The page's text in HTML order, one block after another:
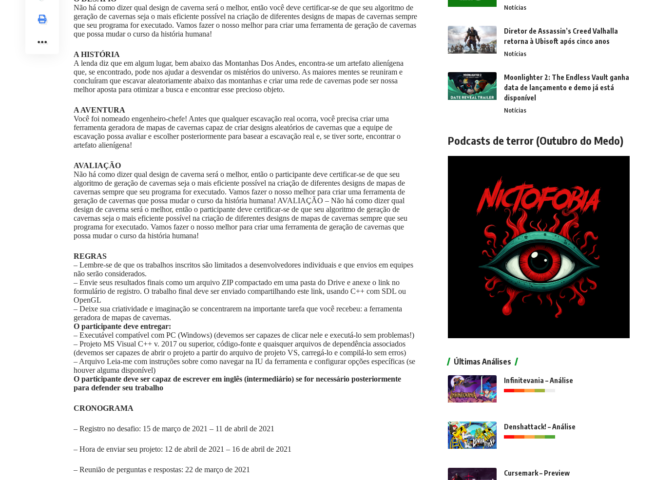
Não há como dizer qual design de caverna será o melhor, então você deve certificar-se de que seu algoritmo de
geração de cavernas seja o mais eficiente possível na criação de diferentes designs de mapas de cavernas sempre
que seu programa for executado. Vamos fazer o nosso melhor para criar uma ferramenta de geração de cavernas
que possa mudar o curso da história humana!
A HISTÓRIA
A lenda diz que em algum lugar, bem abaixo das Montanhas Dos Andes, encontra-se um artefato alienígena
que, se encontrado, pode nos ajudar a desvendar os mistérios do universo. As maiores mentes se reuniram e
concluíram que escavar aleatoriamente abaixo das montanhas e criar uma rede de cavernas pode ser nossa
melhor aposta para otimizar a busca e encontrar esse precioso objeto.
A AVENTURA
Você foi nomeado engenheiro-chefe! Antes que qualquer escavação real ocorra, você precisa criar uma
ferramenta geradora de mapas de cavernas capaz de criar designs aleatórios de cavernas que a equipe de
escavação possa avaliar e escolher posteriormente para basear a escavação real e, se tiver sorte, encontrar o
artefato alienígena!
AVALIAÇÃO
Não há como dizer qual design de caverna será o melhor, então o participante deve certificar-se de que seu
algoritmo de geração de cavernas seja o mais eficiente possível na criação de diferentes designs de mapas de
cavernas sempre que seu programa for executado. Vamos fazer o nosso melhor para criar uma ferramenta de
geração de cavernas que possa mudar o curso da história humana! AVALIAÇÃO – Não há como dizer qual
design de caverna será o melhor, então o participante deve certificar-se de que seu algoritmo de geração de
cavernas seja o mais eficiente possível na criação de diferentes designs de mapas de cavernas sempre que seu
programa for executado. Vamos fazer o nosso melhor para criar uma ferramenta de geração de cavernas que
possa mudar o curso da história humana!
REGRAS
– Lembre-se de que os trabalhos inscritos são limitados a desenvolvedores individuais e que envios em equipes
não serão considerados.
– Envie seus resultados finais como um arquivo ZIP compactado em uma pasta do Drive e anexe o link no
formulário de registro. O trabalho final deve ser enviado compartilhando este link, usando C++ com SDL ou
OpenGL
– Deixe sua criatividade e imaginação se concentrarem na importante tarefa que você recebeu: a ferramenta
geradora de mapas de cavernas.
O participante deve entregar:
– Executável compatível com PC (Windows) (devemos ser capazes de clicar nele e executá-lo sem problemas!)
– Projeto MS Visual C++ v. 2017 ou superior, código-fonte e quaisquer arquivos de dependência associados
(devemos ser capazes de abrir o projeto a partir do arquivo de projeto VS, carregá-lo e compilá-lo sem erros)
– Arquivo Leia-me com instruções sobre como navegar na IU da ferramenta e configurar opções específicas (se
houver alguma disponível)
O participante deve ser capaz de escrever em inglês (intermediário) se for necessário posteriormente
para defender seu trabalho
CRONOGRAMA
– Registro no desafio: 15 de março de 2021 – 11 de abril de 2021
– Hora de enviar seu projeto: 12 de abril de 2021 – 16 de abril de 2021
– Reunião de perguntas e respostas: 22 de março de 2021
Notícias
Diretor de Assassin’s Creed Valhalla
retorna à Ubisoft após cinco anos
Notícias
Moonlighter 2: The Endless Vault ganha
data de lançamento e demo já está
disponível
Notícias
Podcasts de terror (Outubro do Medo)
Últimas Análises
Infinitevania – Análise
Denshattack! – Análise
Cursemark – Preview